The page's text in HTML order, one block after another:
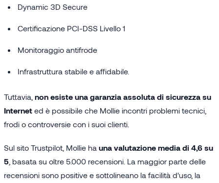
Dynamic 3D Secure
Certificazione PCI-DSS Livello 1
Monitoraggio antifrode
Infrastruttura stabile e affidabile.
Tuttavia, non esiste una garanzia assoluta di sicurezza su
Internet ed è possibile che Mollie incontri problemi tecnici,
frodi o controversie con i suoi clienti.
Sul sito Trustpilot, Mollie ha una valutazione media di 4,6 su
5 , basata su oltre 5.000 recensioni. La maggior parte delle
recensioni sono positive e sottolineano la facilità d'uso, la